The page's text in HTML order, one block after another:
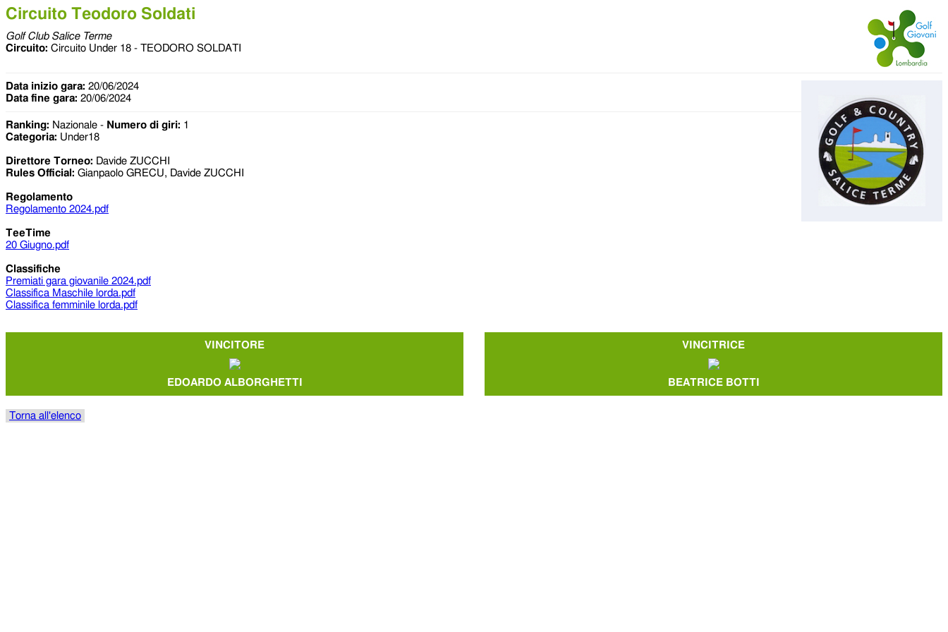
Circuito Teodoro Soldati
Golf Club Salice Terme
Circuito: Circuito Under 18 - TEODORO SOLDATI
Data inizio gara: 20/06/2024
Data fine gara: 20/06/2024
Ranking: Nazionale - Numero di giri: 1
Categoria: Under18
Direttore Torneo: Davide ZUCCHI
Rules Official: Gianpaolo GRECU, Davide ZUCCHI
Regolamento
Regolamento 2024.pdf
TeeTime
20 Giugno.pdf
Classifiche
Premiati gara giovanile 2024.pdf
Classifica Maschile lorda.pdf
Classifica femminile lorda.pdf
VINCITORE
EDOARDO ALBORGHETTI
VINCITRICE
BEATRICE BOTTI
Torna all'elenco